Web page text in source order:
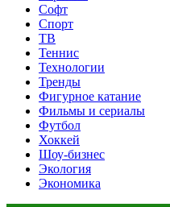
Софт
Спорт
ТВ
Теннис
Технологии
Тренды
Фигурное катание
Фильмы и сериалы
Футбол
Хоккей
Шоу-бизнес
Экология
Экономика